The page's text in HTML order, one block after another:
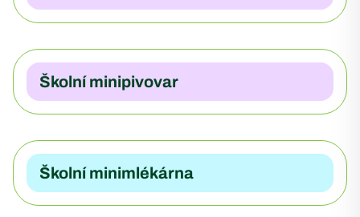
Školní minipivovar
Školní minimlékárna